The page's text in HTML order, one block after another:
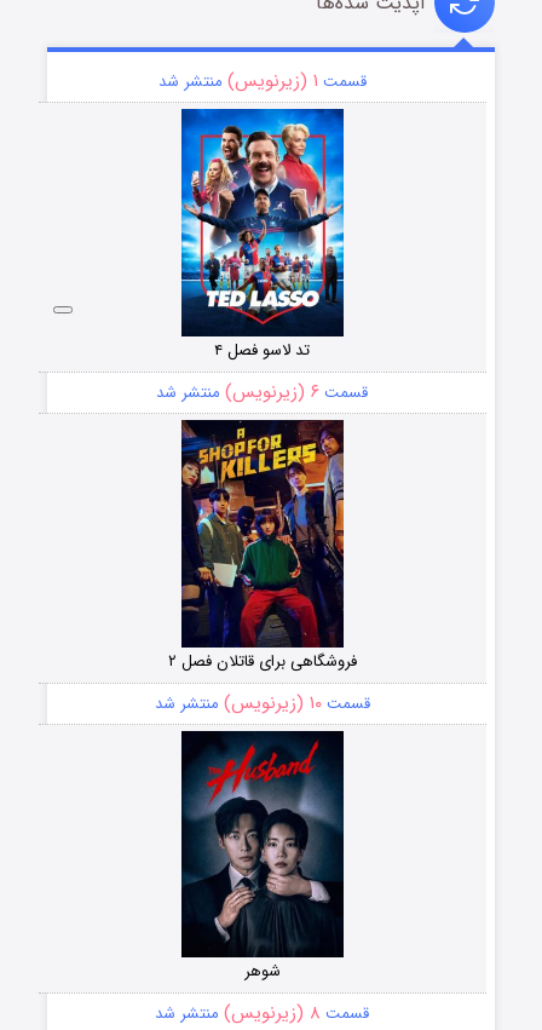
قسمت ۱ (زیرنویس) منتشر شد
تد لاسو فصل ۴
قسمت ۶ (زیرنویس) منتشر شد
فروشگاهی برای قاتلان فصل ۲
قسمت۱۰ (زیرنویس) منتشر شد
شوهر
قسمت ۸ (زیرنویس) منتشر شد